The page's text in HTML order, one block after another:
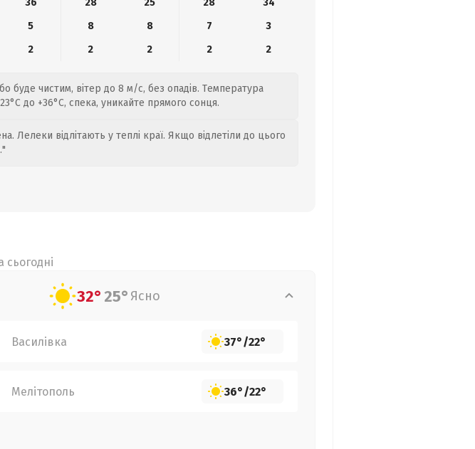
36 28 25 28
34
5 8 8 7
3
2 2 2 2 2
буде чистим, вітер до 8 м/с, без опадів. Температура
до +36°C, спека, уникайте прямого сонця.
Лелеки відлітають у теплі краї. Якщо відлетіли до цього
32°25° Ясно
Василівка 37°/22°
Мелітополь 36°/22°